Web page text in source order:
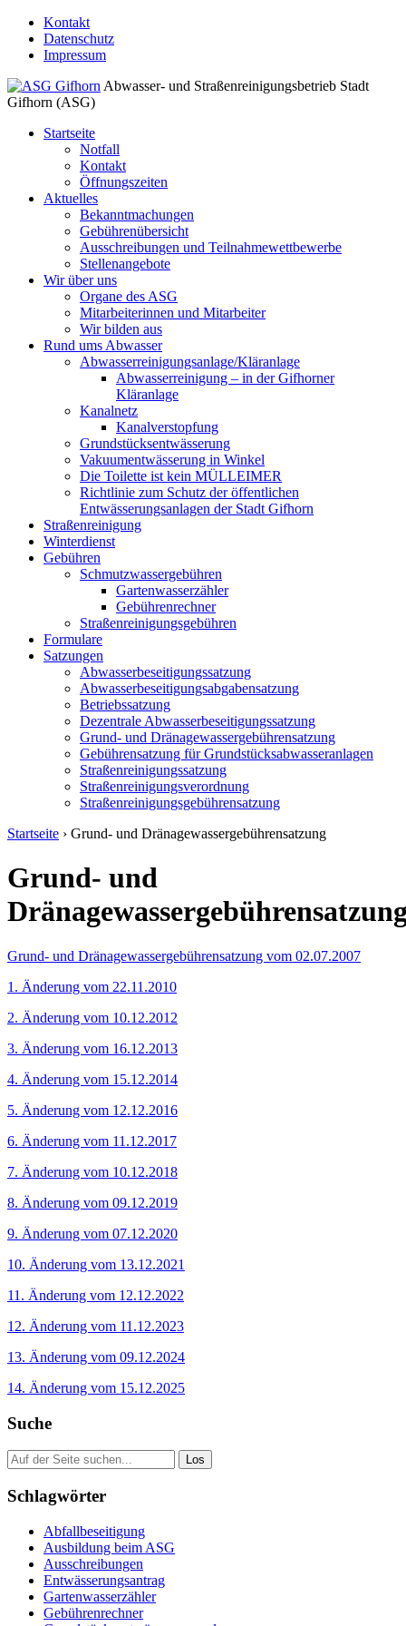
Zum
Inhalt
Kontakt
Datenschutz
Impressum
Abwasser- und Straßenreinigungsbetrieb Stadt
Gifhorn (ASG)
Startseite
Notfall
Kontakt
Öffnungszeiten
Aktuelles
Bekanntmachungen
Gebührenübersicht
Ausschreibungen und Teilnahmewettbewerbe
Stellenangebote
Wir über uns
Organe des ASG
Mitarbeiterinnen und Mitarbeiter
Wir bilden aus
Rund ums Abwasser
Abwasserreinigungsanlage/Kläranlage
Abwasserreinigung – in der Gifhorner
Kläranlage
Kanalnetz
Kanalverstopfung
Grundstücksentwässerung
Vakuumentwässerung in Winkel
Die Toilette ist kein MÜLLEIMER
Richtlinie zum Schutz der öffentlichen
Entwässerungsanlagen der Stadt Gifhorn
Straßenreinigung
Winterdienst
Gebühren
Schmutzwassergebühren
Gartenwasserzähler
Gebührenrechner
Straßenreinigungsgebühren
Formulare
Satzungen
Abwasserbeseitigungssatzung
Abwasserbeseitigungsabgabensatzung
Betriebssatzung
Dezentrale Abwasserbeseitigungssatzung
Grund- und Dränagewassergebührensatzung
Gebührensatzung für Grundstücksabwasseranlagen
Straßenreinigungssatzung
Straßenreinigungsverordnung
Straßenreinigungsgebührensatzung
Startseite › Grund- und Dränagewassergebührensatzung
Grund- und
Grund- und Dränagewassergebührensatzung vom 02.07.2007
1. Änderung vom 22.11.2010
2. Änderung vom 10.12.2012
3. Änderung vom 16.12.2013
4. Änderung vom 15.12.2014
5. Änderung vom 12.12.2016
6. Änderung vom 11.12.2017
7. Änderung vom 10.12.2018
8. Änderung vom 09.12.2019
9. Änderung vom 07.12.2020
10. Änderung vom 13.12.2021
11. Änderung vom 12.12.2022
12. Änderung vom 11.12.2023
13. Änderung vom 09.12.2024
14. Änderung vom 15.12.2025
Suche
Suche
nach:
Schlagwörter
Abfallbeseitigung
Ausbildung beim ASG
Ausschreibungen
Entwässerungsantrag
Gartenwasserzähler
Gebührenrechner